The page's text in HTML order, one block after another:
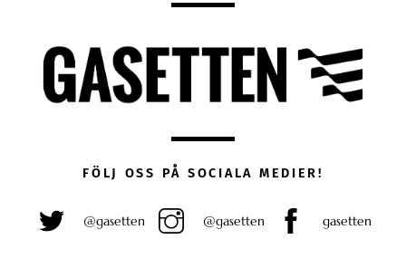
FÖLJ OSS PÅ SOCIALA MEDIER!
@gasetten @gasetten gasetten